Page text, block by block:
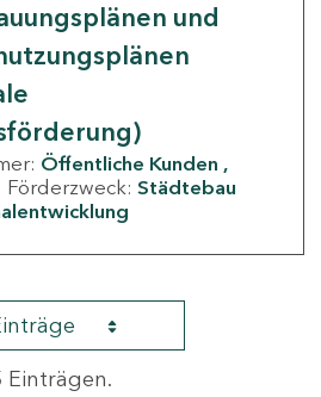
und
Öffentliche Kunden
Förderzweck: Städtebau
Einträgen.